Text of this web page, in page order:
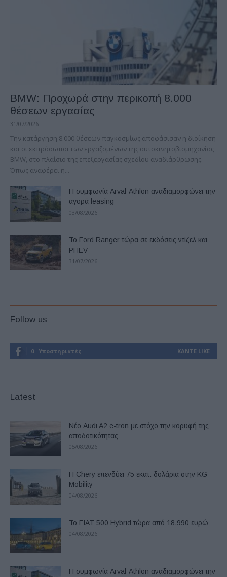
BMW: Προχωρά στην περικοπή 8.000
θέσεων εργασίας
31/07/2026
Την κατάργηση 8.000 θέσεων παγκοσμίως αποφάσισαν η διοίκηση
και οι εκπρόσωποι των εργαζομένων της αυτοκινητοβιομηχανίας
ΒΜW, στο πλαίσιο της επεξεργασίας σχεδίου αναδιάρθρωσης.
Όπως αναφέρει η...
Η συμφωνία Arval-Athlon αναδιαμορφώνει την
αγορά leasing
03/08/2026
Το Ford Ranger τώρα σε εκδόσεις ντίζελ και
PHEV
31/07/2026
Follow us
0 Υποστηρικτές ΚΆΝΤΕ LIKE
Latest
Νέο Audi A2 e-tron με στόχο την κορυφή της
αποδοτικότητας
05/08/2026
Η Chery επενδύει 75 εκατ. δολάρια στην KG
Mobility
04/08/2026
Το FIAT 500 Hybrid τώρα από 18.990 ευρώ
04/08/2026
Η συμφωνία Arval-Athlon αναδιαμορφώνει την